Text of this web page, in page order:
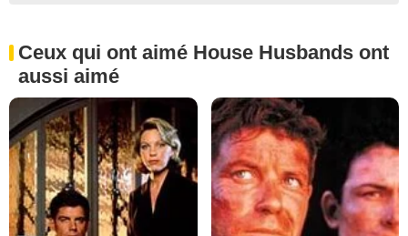
Ceux qui ont aimé House Husbands ont
aussi aimé